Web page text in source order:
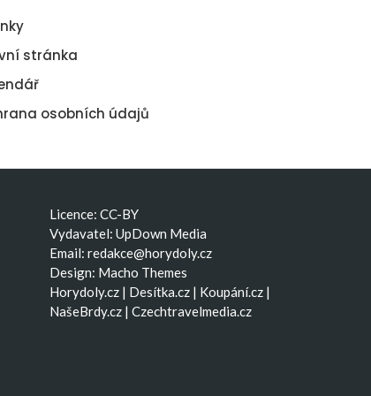
stránka
osobních údajů
Licence: CC-BY
Vydavatel: UpDown Media
Email: redakce@horydoly.cz
Design: Macho Themes
Horydoly.cz| Desítka.cz| Koupání.cz|
NašeBrdy.cz| Czechtravelmedia.cz